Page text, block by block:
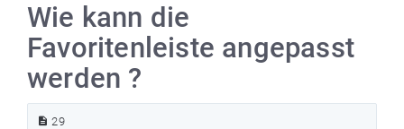
Wie kann die
Favoritenleiste angepasst
werden ?
29